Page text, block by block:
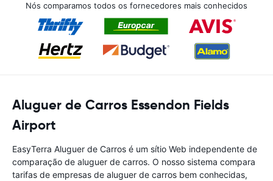
Nós comparamos todos os fornecedores mais conhecidos
Aluguer de Carros Essendon Fields
Airport
EasyTerra Aluguer de Carros é um sítio Web independente de
comparação de aluguer de carros. O nosso sistema compara
tarifas de empresas de aluguer de carros bem conhecidas,